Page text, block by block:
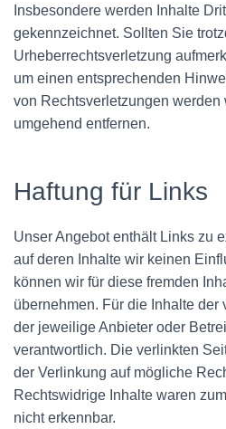
Insbesondere werden Inhalte
gekennzeichnet. Sollten Sie
Urheberrechtsverletzung
um einen entsprechenden
von Rechtsverletzungen werden
umgehend entfernen.
Haftung für Links
Unser Angebot enthält Links zu
auf deren Inhalte wir keinen
können wir für diese fremden
übernehmen. Für die Inhalte der
der jeweilige Anbieter oder
verantwortlich. Die verlinkten
der Verlinkung auf mögliche
Rechtswidrige Inhalte waren
nicht erkennbar.